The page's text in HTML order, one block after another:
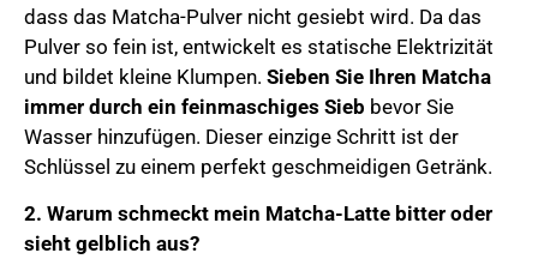
dass das Matcha-Pulver nicht gesiebt wird. Da das
Pulver so fein ist, entwickelt es statische Elektrizität
und bildet kleine Klumpen. Sieben Sie Ihren Matcha
immer durch ein feinmaschiges Sieb bevor Sie
Wasser hinzufügen. Dieser einzige Schritt ist der
Schlüssel zu einem perfekt geschmeidigen Getränk.
2. Warum schmeckt mein Matcha-Latte bitter oder
sieht gelblich aus?